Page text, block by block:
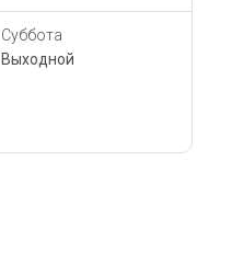
Суббота
Выходной